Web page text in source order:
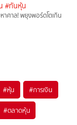
#ทันหุ้น
าศาล! พยุงพอร์ตโตเกิน
#หุ้น #การเงิน
#ตลาดหุ้น